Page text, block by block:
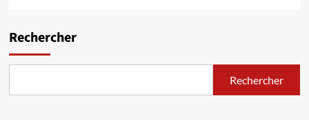
Rechercher
Rechercher